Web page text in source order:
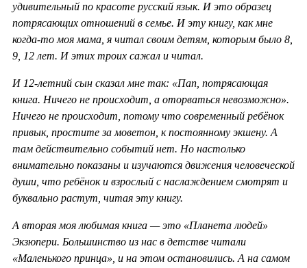
удивительный по красоте русский язык. И это образец
потрясающих отношений в семье. И эту книгу, как мне
когда-то моя мама, я читал своим детям, которым было 8,
9, 12 лет. И этих троих сажал и читал.
И 12-летний сын сказал мне так: «Пап, потрясающая
книга. Ничего не происходит, а оторваться невозможно».
Ничего не происходит, потому что современный ребёнок
привык, простите за моветон, к постоянному экшену. А
там действительно событий нет. Но настолько
внимательно показаны и изучаются движения человеческой
души, что ребёнок и взрослый с наслаждением смотрят и
буквально растут, читая эту книгу.
А вторая моя любимая книга — это «Планета людей»
Экзюпери. Большинство из нас в детстве читали
«Маленького принца», и на этом остановились. А на самом